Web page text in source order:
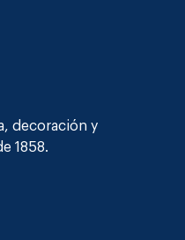
decoración y
1858.